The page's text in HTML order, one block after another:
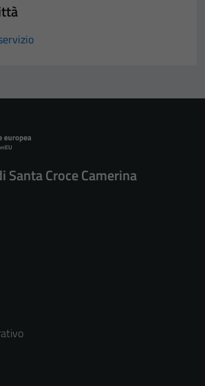
Santa Croce Camerina